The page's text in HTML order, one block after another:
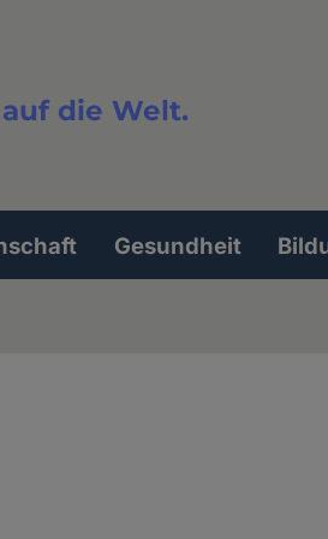
die Welt.
Gesundheit